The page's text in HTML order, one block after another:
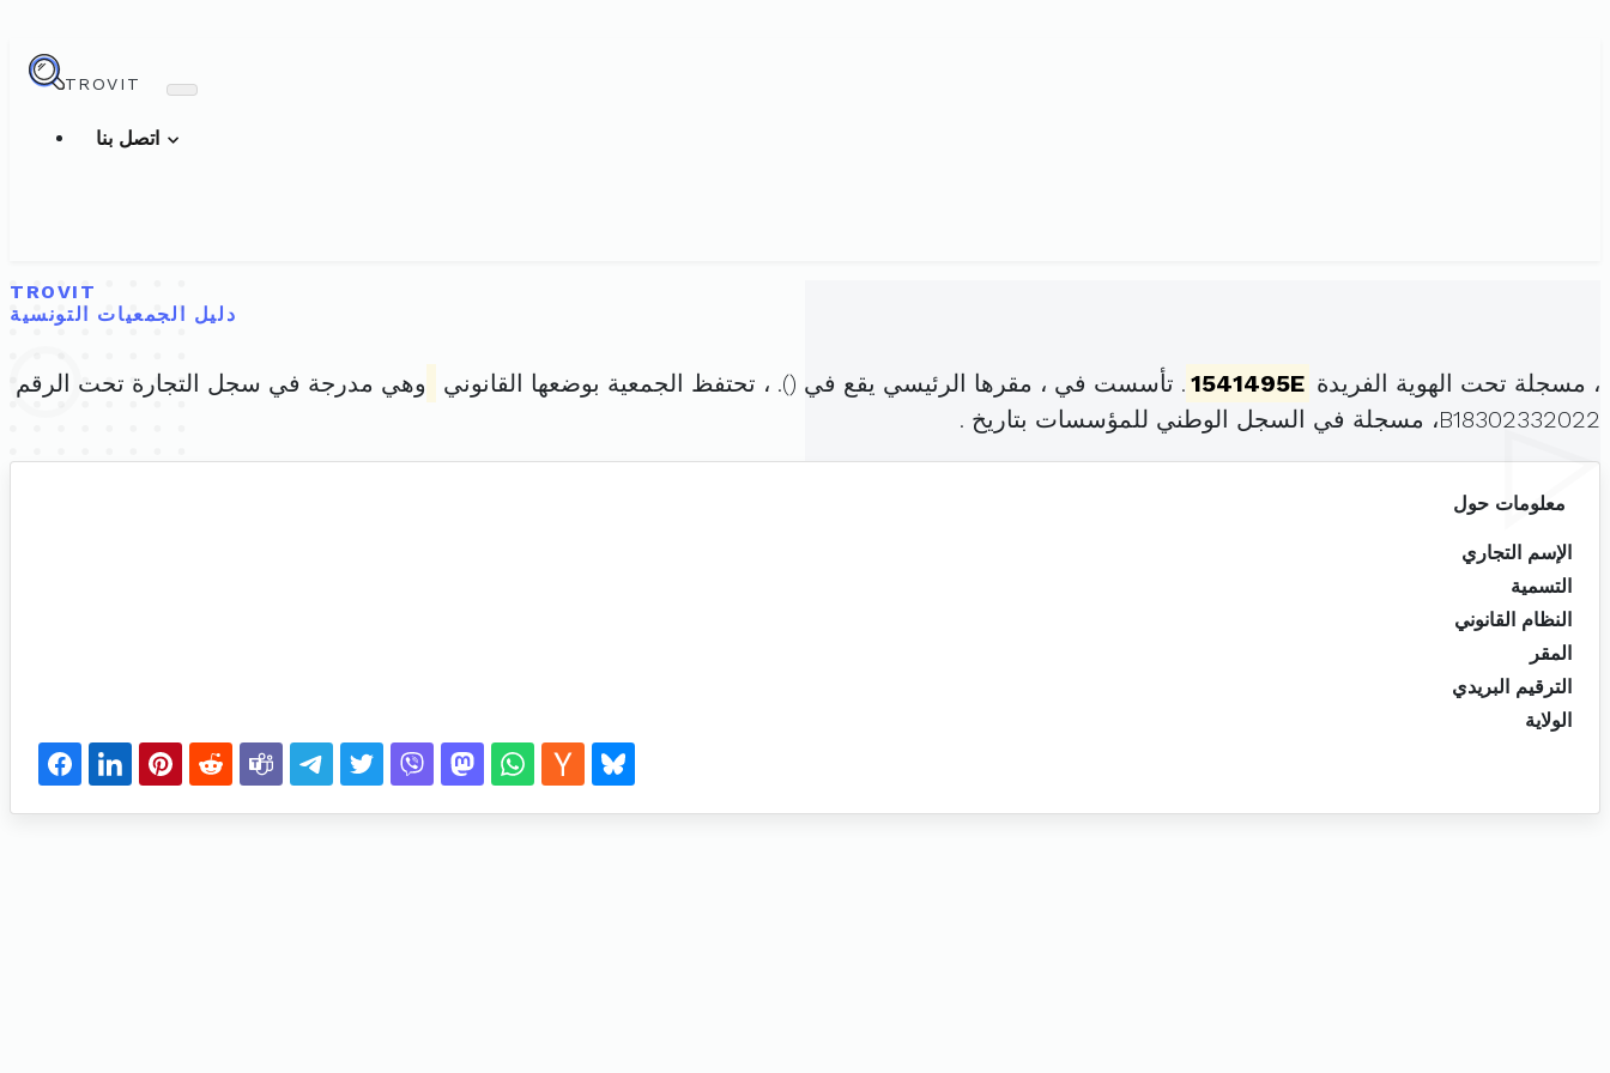
TROVIT
TROVIT
دليل الجمعيات التونسية
، مسجلة تحت الهوية الفريدة 1541495E . تأسست في ، مقرها الرئيسي يقع في (). ، تحتفظ الجمعية بوضعها القانوني
وهي مدرجة في سجل التجارة تحت الرقم
B18302332022، مسجلة في السجل الوطني للمؤسسات بتاريخ .
معلومات حول
الإسم التجاري
التسمية
النظام القانوني
المقر
الترقيم البريدي
الولاية